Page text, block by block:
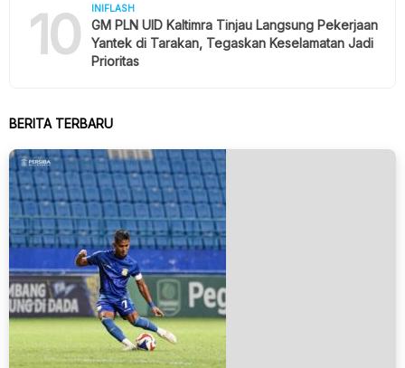
10 INIFLASH
GM PLN UID Kaltimra Tinjau Langsung Pekerjaan
Yantek di Tarakan, Tegaskan Keselamatan Jadi
Prioritas
BERITA TERBARU